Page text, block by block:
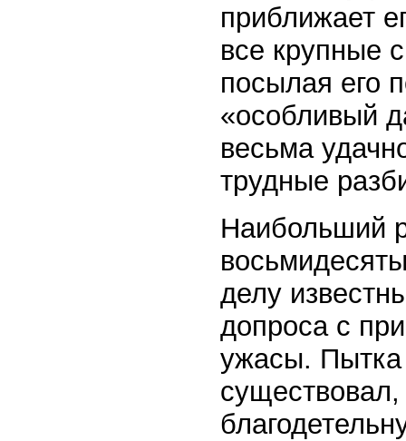
приближает
все крупные
посылая его
«особливый
весьма
трудные
Наибольший
делу
допроса с
ужасы. Пытка